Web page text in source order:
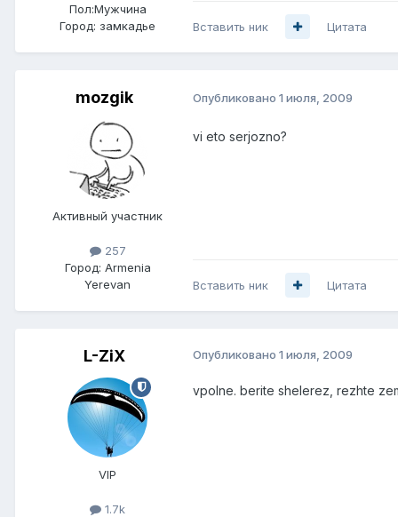
Пол:Мужчина
Город: замкадье Вставить ник Цитата
mozgik
Активный участник
257
Город: Armenia
Yerevan
Опубликовано 1 июля, 2009
vi eto serjozno?
Вставить ник Цитата
L-ZiX
VIP
1.7k
Опубликовано 1 июля, 2009
vpolne. berite shelerez, rezhte